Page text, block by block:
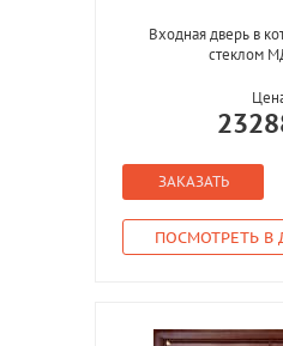
Входная дверь в
стеклом
ЗАКАЗАТЬ
ПОСМОТРЕТЬ В